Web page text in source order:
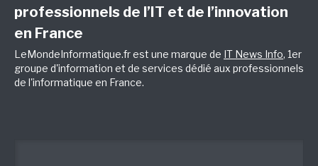
professionnels de l’IT et de l’innovation
en France
LeMondeInformatique.fr est une marque de IT News Info, 1er
groupe d'information et de services dédié aux professionnels
de l'informatique en France.